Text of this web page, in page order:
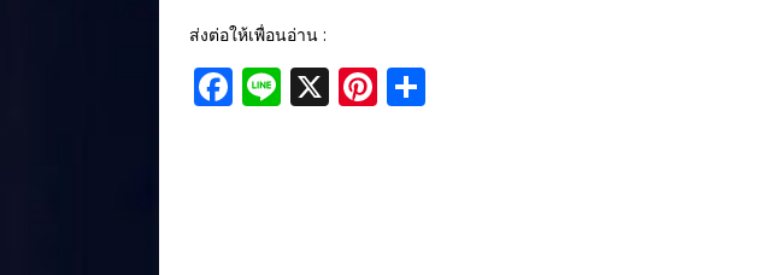
ส่งต่อให้เพื่อนอ่าน :
F Li X Pi